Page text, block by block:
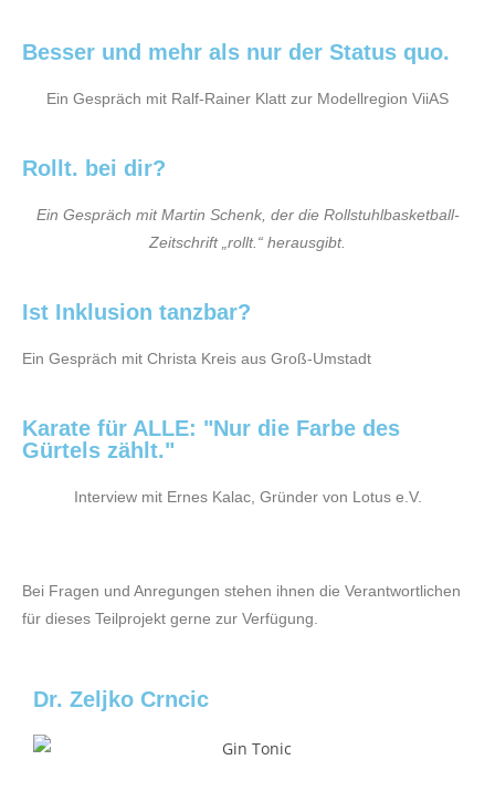
Besser und mehr als nur der Status quo.
Ein Gespräch mit Ralf-Rainer Klatt zur Modellregion ViiAS
Rollt. bei dir?
Ein Gespräch mit Martin Schenk, der die Rollstuhlbasketball-
Zeitschrift „rollt.“ herausgibt.
Ist Inklusion tanzbar?
Ein Gespräch mit Christa Kreis aus Groß-Umstadt
Karate für ALLE: "Nur die Farbe des
Gürtels zählt."
Interview mit Ernes Kalac, Gründer von Lotus e.V.
Bei Fragen und Anregungen stehen ihnen die Verantwortlichen
für dieses Teilprojekt gerne zur Verfügung.
Dr. Zeljko Crncic